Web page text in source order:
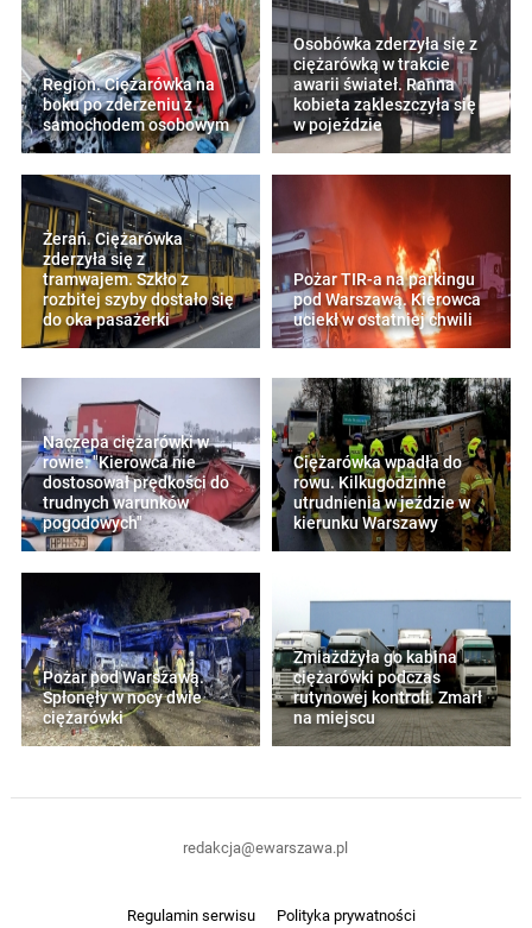
Region. Ciężarówka na
boku po zderzeniu z
samochodem osobowym
Osobówka zderzyła się z
ciężarówką w trakcie
awarii świateł. Ranna
kobieta zakleszczyła się
w pojeździe
Żerań. Ciężarówka
zderzyła się z
tramwajem. Szkło z
rozbitej szyby dostało się
do oka pasażerki
Pożar TIR-a na parkingu
pod Warszawą. Kierowca
uciekł w ostatniej chwili
Naczepa ciężarówki w
rowie. "Kierowca nie
dostosował prędkości do
trudnych warunków
pogodowych"
Ciężarówka wpadła do
rowu. Kilkugodzinne
utrudnienia w jeździe w
kierunku Warszawy
Pożar pod Warszawą.
Spłonęły w nocy dwie
ciężarówki
Zmiażdżyła go kabina
ciężarówki podczas
rutynowej kontroli. Zmarł
na miejscu
Regulamin serwisu Polityka prywatności
redakcja@ewarszawa.pl